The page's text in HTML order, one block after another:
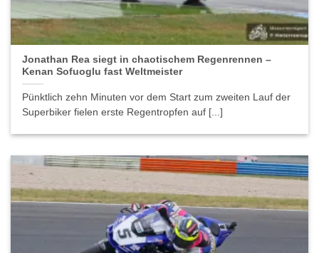
Jonathan Rea siegt in chaotischem Regenrennen –
Kenan Sofuoglu fast Weltmeister
Pünktlich zehn Minuten vor dem Start zum zweiten Lauf der
Superbiker fielen erste Regentropfen auf [...]